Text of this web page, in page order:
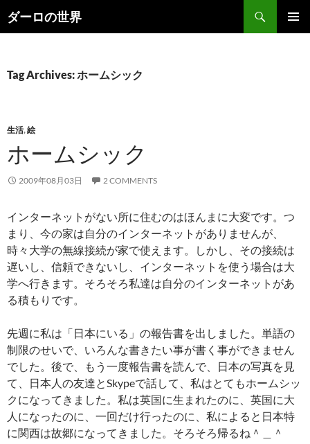
Skip
toダーロの世界
Search
Tag Archives: ホームシック
生活,絵
ホームシック
2009年08月03日 2 COMMENTS
インターネットがない所に住むのはほんまに大変です。つ
まり、今の家は自分のインターネットがありませんが、
時々大学の無線接続が家で使えます。しかし、その接続は
遅いし、信頼できないし、インターネットを使う場合は大
学へ行きます。そろそろ私達は自分のインターネットがあ
る積もりです。
先週に私は「日本にいる」の報告書を出しました。単語の
制限のせいで、いろんな書きたい事が書く事ができません
でした。後で、もう一度報告書を読んで、日本の写真を見
て、日本人の友達とSkypeで話して、私はとてもホームシッ
クになってきました。私は英国に生まれたのに、英国に大
人になったのに、一回だけ行ったのに、私によると日本特
に関西は故郷になってきました。そろそろ帰るね＾＿＾